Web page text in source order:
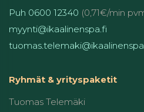
Puh 0600 12340 (0,71€/min
myynti@ikaalinenspa.fi
Ryhmät & yrityspaketit
Tuomas Telemäki